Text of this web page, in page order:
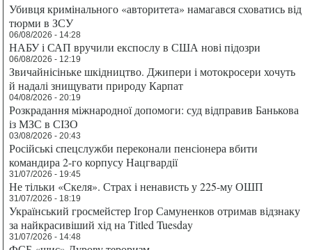
Убивця кримінального «авторитета» намагався сховатись від
тюрми в ЗСУ
06/08/2026 - 14:28
НАБУ і САП вручили експослу в США нові підозри
06/08/2026 - 12:19
Звичайнісіньке шкідництво. Джипери і мотокросери хочуть
й надалі знищувати природу Карпат
04/08/2026 - 20:19
Розкрадання міжнародної допомоги: суд відправив Банькова
із МЗС в СІЗО
03/08/2026 - 20:43
Російські спецслужби переконали пенсіонера вбити
командира 2-го корпусу Нацгвардії
31/07/2026 - 19:45
Не тільки «Скеля». Страх і ненависть у 225-му ОШП
31/07/2026 - 18:19
Український гросмейстер Ігор Самуненков отримав відзнаку
за найкрасивіший хід на Titled Tuesday
31/07/2026 - 14:48